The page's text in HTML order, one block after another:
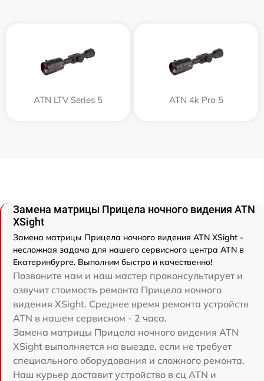
ATN LTV Series 5 ATN 4k Pro 5
Замена матрицы Прицела ночного видения ATN
XSight
Замена матрицы Прицела ночного видения ATN XSight -
несложная задача для нашего сервисного центра ATN в
Екатеринбурге. Выполним быстро и качественно!
Позвоните нам и наш мастер проконсультирует и
озвучит стоимость ремонта Прицела ночного
видения XSight. Среднее время ремонта устройств
ATN в нашем сервисном - 2 часа.
Замена матрицы Прицела ночного видения ATN
XSight выполняется на выезде, если не требует
специального оборудования и сложного ремонта.
Наш курьер доставит устройство в сц ATN и